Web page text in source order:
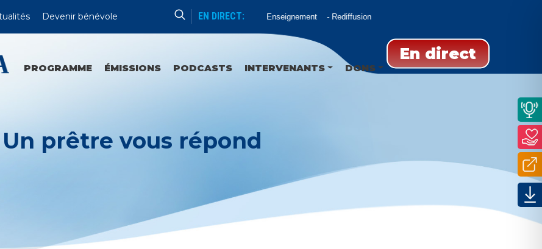
Devenir bénévole EN DIRECT: Enseignement Rediffusion
En direct
PROGRAMME ÉMISSIONS PODCASTS INTERVENANTS DONS
Un prêtre vous répond